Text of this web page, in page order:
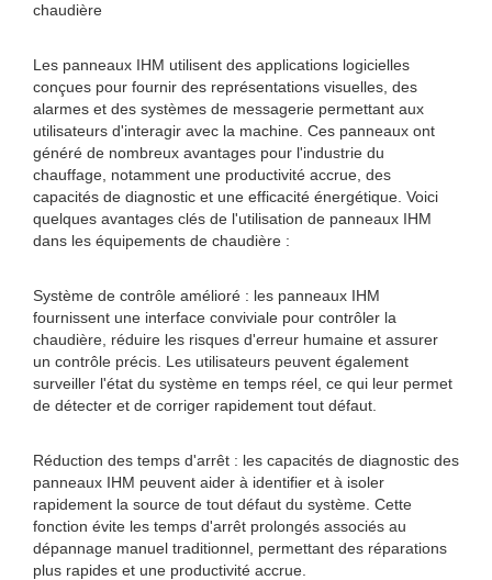
chaudière
Les panneaux IHM utilisent des applications logicielles
conçues pour fournir des représentations visuelles, des
alarmes et des systèmes de messagerie permettant aux
utilisateurs d'interagir avec la machine. Ces panneaux ont
généré de nombreux avantages pour l'industrie du
chauffage, notamment une productivité accrue, des
capacités de diagnostic et une efficacité énergétique. Voici
quelques avantages clés de l'utilisation de panneaux IHM
dans les équipements de chaudière :
Système de contrôle amélioré : les panneaux IHM
fournissent une interface conviviale pour contrôler la
chaudière, réduire les risques d'erreur humaine et assurer
un contrôle précis. Les utilisateurs peuvent également
surveiller l'état du système en temps réel, ce qui leur permet
de détecter et de corriger rapidement tout défaut.
Réduction des temps d'arrêt : les capacités de diagnostic des
panneaux IHM peuvent aider à identifier et à isoler
rapidement la source de tout défaut du système. Cette
fonction évite les temps d'arrêt prolongés associés au
dépannage manuel traditionnel, permettant des réparations
plus rapides et une productivité accrue.